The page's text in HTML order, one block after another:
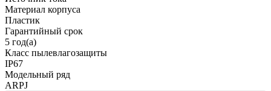
Материал корпуса
Пластик
Гарантийный срок
5 год(а)
Класс пылевлагозащиты
IP67
Модельный ряд
ARPJ